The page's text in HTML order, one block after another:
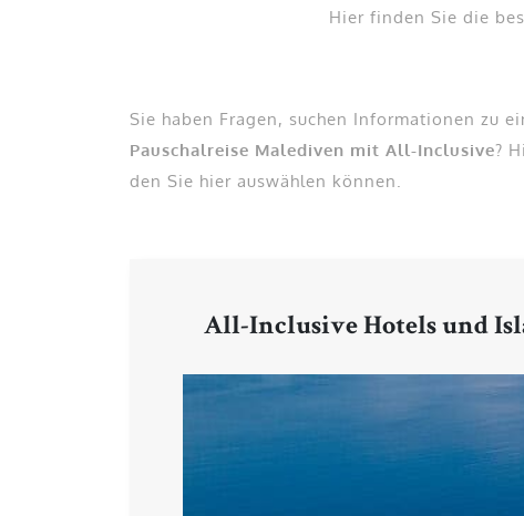
Hier finden Sie die
Sie haben Fragen, suchen Informationen zu
Pauschalreise Malediven mit All-Inclusive?
den Sie hier auswählen können.
All-Inclusive Hotels und